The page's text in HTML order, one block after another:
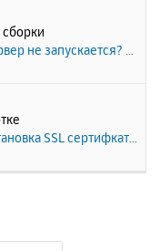
не запускается? Пи…
SSL сертифката